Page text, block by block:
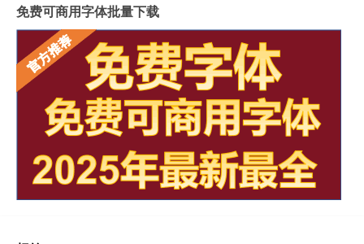
免费可商用字体批量下载